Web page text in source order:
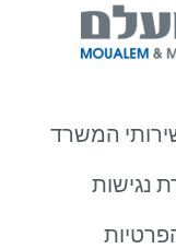
המשרד
נגישות